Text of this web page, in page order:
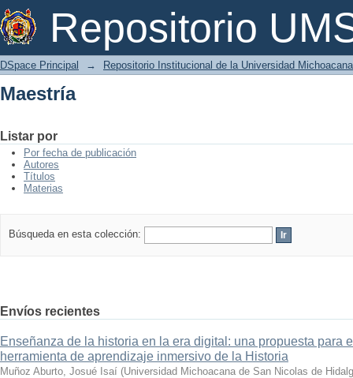
Repositorio
Maestría
DSpace Principal → Repositorio Institucional de la Universidad
Maestría
Listar por
Por fecha de publicación
Autores
Títulos
Materias
Búsqueda en esta colección:
Envíos recientes
Enseñanza de la historia en la era digital: una propuesta para
herramienta de aprendizaje inmersivo de la Historia
Muñoz Aburto, Josué Isaí (Universidad Michoacana de San Nicolas de